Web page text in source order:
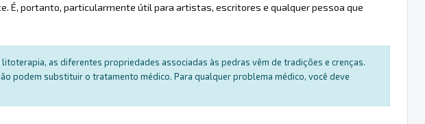
É, portanto, particularmente útil para artistas, escritores e qualquer pessoa que
as diferentes propriedades associadas às pedras vêm de tradições e crenças.
podem substituir o tratamento médico. Para qualquer problema médico, você deve